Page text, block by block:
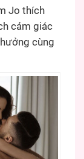
Jo thích
cảm giác
cùng